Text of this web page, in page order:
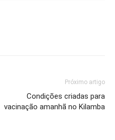
Próximo artigo
Condições criadas para
vacinação amanhã no Kilamba